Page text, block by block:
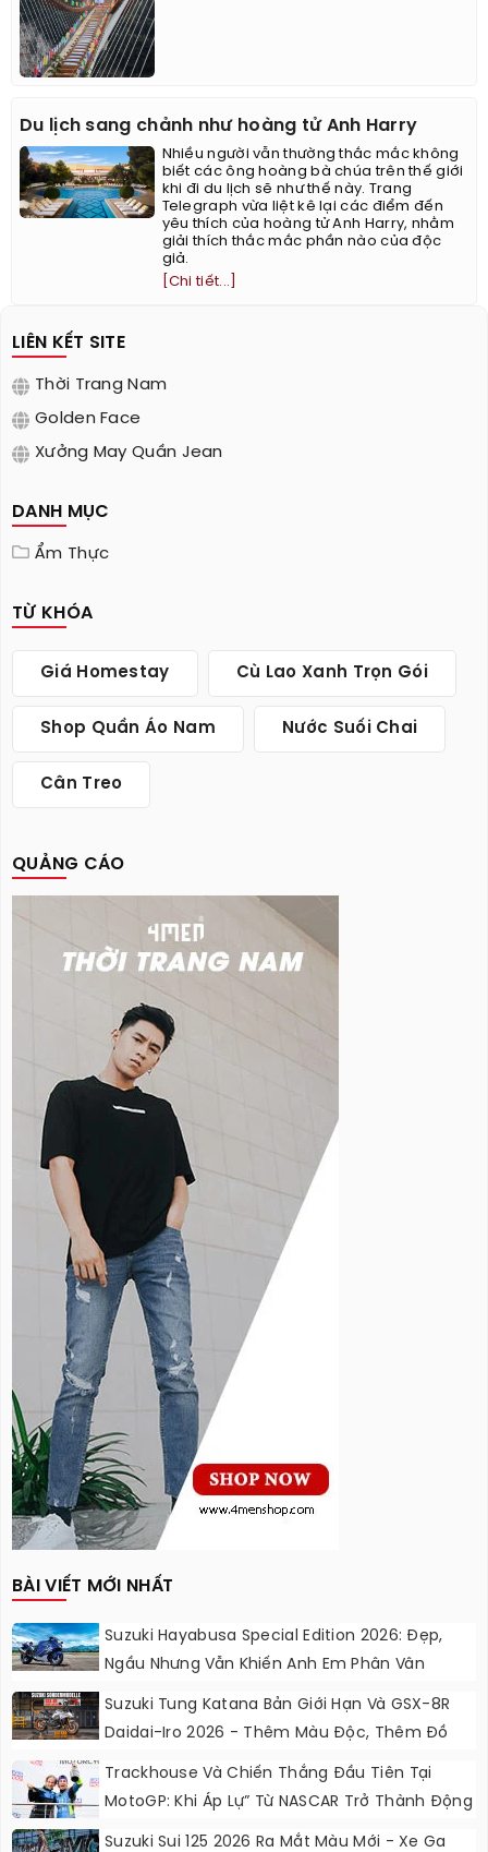
Du lịch sang chảnh như hoàng tử Anh Harry
Nhiều người vẫn thường thắc mắc không
biết các ông hoàng bà chúa trên thế giới
khi đi du lịch sẽ như thế này. Trang
Telegraph vừa liệt kê lại các điểm đến
yêu thích của hoàng tử Anh Harry, nhằm
giải thích thắc mắc phần nào của độc
giả.
[Chi tiết...]
LIÊN KẾT SITE
Thời Trang Nam
Golden Face
Xưởng May Quần Jean
DANH MỤC
Ẩm Thực
TỪ KHÓA
Giá Homestay Cù Lao Xanh Trọn Gói
Shop Quần Áo Nam Nước Suối Chai
Cân Treo
QUẢNG CÁO
BÀI VIẾT MỚI NHẤT
Suzuki Hayabusa Special Edition 2026: Đẹp,
Ngầu Nhưng Vẫn Khiến Anh Em Phân Vân
Suzuki Tung Katana Bản Giới Hạn Và GSX-8R
Daidai-Iro 2026 - Thêm Màu Độc, Thêm Đồ
Chơi, Thêm Cá Tính
Trackhouse Và Chiến Thắng Đầu Tiên Tại
MotoGP: Khi Áp Lự” Từ NASCAR Trở Thành Động
Lực Ngọt Ngào
Suzuki Sui 125 2026 Ra Mắt Màu Mới - Xe Ga